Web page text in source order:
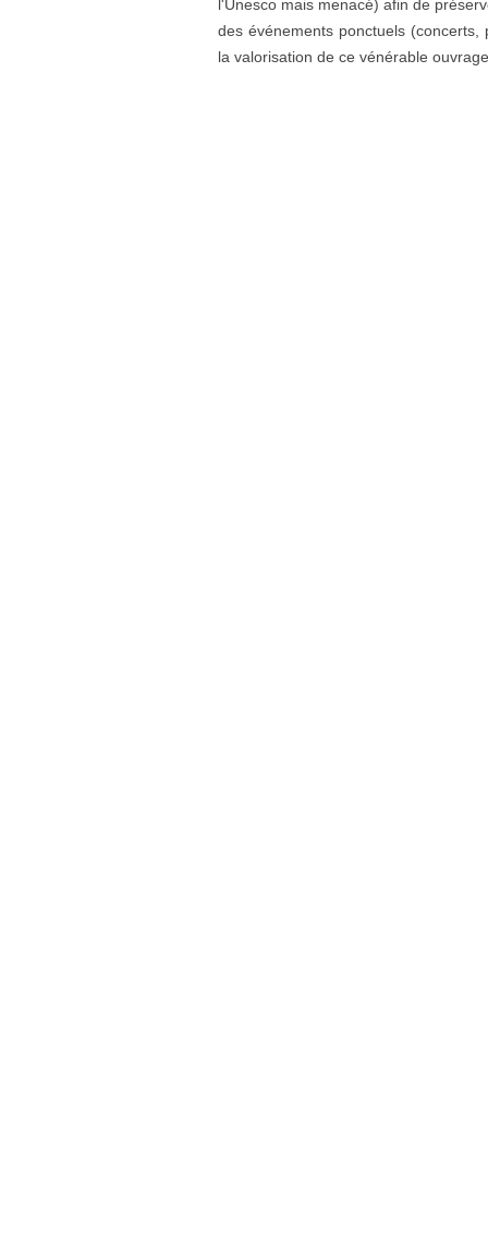
l'Unesco mais menacé) afin de
des événements ponctuels
la valorisation de ce vénérable